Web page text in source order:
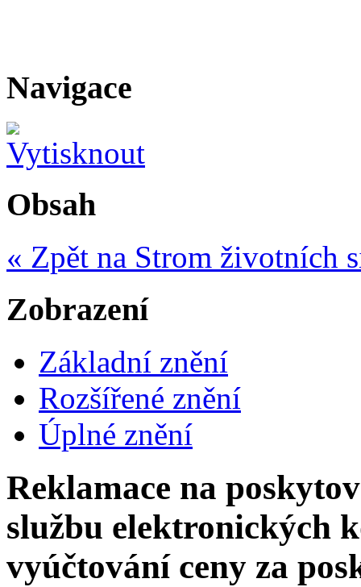
Navigace
Obsah
« Zpět na Strom životních
Zobrazení
Základní znění
Rozšířené znění
Úplné znění
Reklamace na
službu elektronických
vyúčtování ceny za